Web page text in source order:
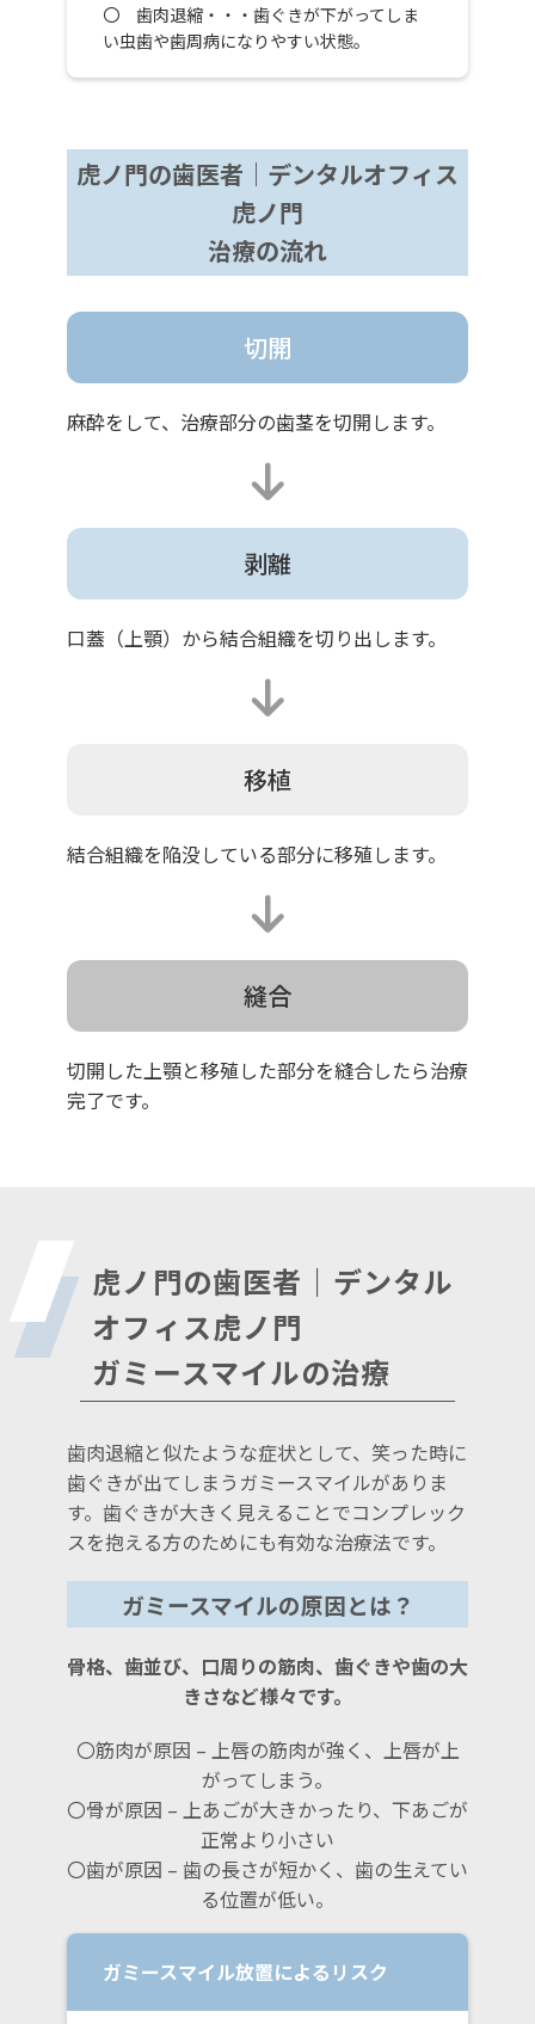
〇 歯肉退縮・・・歯ぐきが下がってしま
い虫歯や歯周病になりやすい状態。
虎ノ門の歯医者｜デンタルオフィス
虎ノ門
治療の流れ
切開
麻酔をして、治療部分の歯茎を切開します。
剥離
口蓋（上顎）から結合組織を切り出します。
移植
結合組織を陥没している部分に移殖します。
縫合
切開した上顎と移殖した部分を縫合したら治療
完了です。
虎ノ門の歯医者｜デンタル
オフィス虎ノ門
ガミースマイルの治療
歯肉退縮と似たような症状として、笑った時に
歯ぐきが出てしまうガミースマイルがありま
す。歯ぐきが大きく見えることでコンプレック
スを抱える方のためにも有効な治療法です。
ガミースマイルの原因とは？
骨格、歯並び、口周りの筋肉、歯ぐきや歯の大
きさなど様々です。
〇筋肉が原因 – 上唇の筋肉が強く、上唇が上
がってしまう。
〇骨が原因 – 上あごが大きかったり、下あごが
正常より小さい
〇歯が原因 – 歯の長さが短かく、歯の生えてい
る位置が低い。
ガミースマイル放置によるリスク